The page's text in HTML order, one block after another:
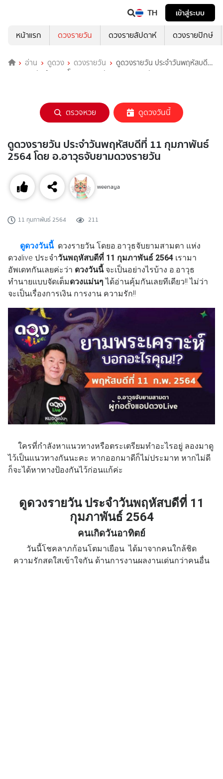
TH
เข้าสู่ระบบ
หน้าแรก
ดวงรายวัน ดวงรายสัปดาห์ ดวงรายปักษ์
อ่าน ดูดวง ดวงรายวัน
ดูดวงรายวัน ประจำวันพฤหัสบดีที่
11 กุมภาพันธ์ 2564 โดย อ.อาวุธจับยามดวงรายวัน
ตรวจหวย ดูดวงวันนี้
ดูดวงรายวัน ประจำวันพฤหัสบดีที่ 11 กุมภาพันธ์
2564 โดย อ.อาวุธจับยามดวงรายวัน
weenaya
11 กุมภาพันธ์ 2564 211
ดูดวงวันนี้ ดวงรายวัน โดยอ.อาวุธจับยามสามตา แห่ง
ดวงlive ประจำวันพฤหัสบดีที่ 11 กุมภาพันธ์ 2564 เรามา
อัพเดทกันเลยค่ะว่า ดวงวันนี้จะเป็นอย่างไรบ้าง อ.อาวุธ
ทำนายแบบจัดเต็มดวงแม่นๆ ได้อ่านคุ้มกันเลยทีเดียว!! ไม่ว่า
จะเป็นเรื่องการเงิน การงาน ความรัก!!
ใครที่กำลังหาแนวทางหรือตระเตรียมทำอะไรอยู่ ลองมาดู
ไว้เป็นแนวทางกันนะคะ หากออกมาดีก็ไม่ประมาท หากไม่ดี
ก็จะได้หาทางป้องกันไว้ก่อนแก้ค่ะ
ดูดวงรายวัน ประจำวันพฤหัสบดีที่ 11
กุมภาพันธ์ 2564
คนเกิดวันอาทิตย์
วันนี้โชคลาภก้อนโตมาเยือน ได้มาจากคนใกล้ชิด
ความรักสดใสเข้าใจกัน ด้านการงานผลงานเด่นกว่าคนอื่น